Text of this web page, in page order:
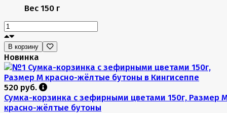
Вес 150 г
В корзину
Новинка
520 руб.
Сумка-корзинка с зефирными цветами 150г, Размер
красно-жёлтые бутоны